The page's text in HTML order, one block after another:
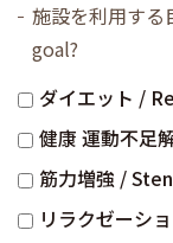
施設を利用す
goal?
ダイエット /
健康 運動不足
筋力増強 /
リラクゼーシ